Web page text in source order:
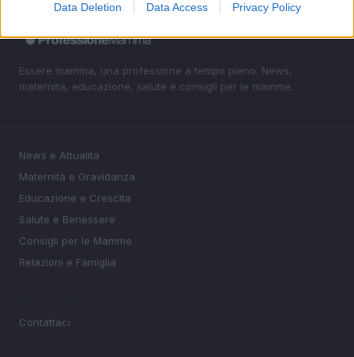
Data Deletion Data Access Privacy Policy
Essere mamma, una professione a tempo pieno. News,
maternità, educazione, salute e consigli per le mamme.
News e Attualità
Maternità e Gravidanza
Educazione e Crescita
Salute e Benessere
Consigli per le Mamme
Relazioni e Famiglia
Contattaci